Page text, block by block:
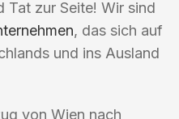
Tat zur Seite! Wir sind
, das sich auf
und ins Ausland
von Wien nach